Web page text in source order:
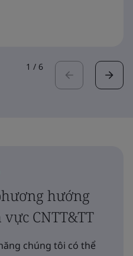
1 / 6
hướng
CNTT&TT
chúng tôi có thể